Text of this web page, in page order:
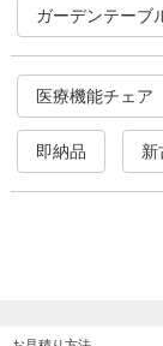
ガーデンテーブ
医療機能チェア
即納品 新